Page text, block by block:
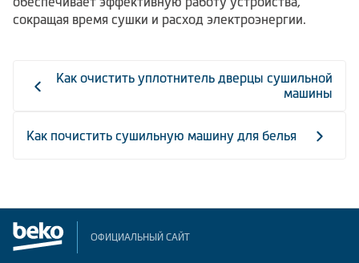
сокращая время сушки и расход электроэнергии.
Как очистить уплотнитель дверцы сушильной
машины
Как почистить сушильную машину для белья
ОФИЦИАЛЬНЫЙ САЙТ